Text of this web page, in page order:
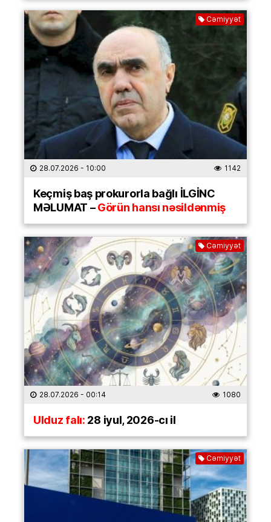
Cəmiyyət
28.07.2026 - 10:00 1142
Keçmiş baş prokurorla bağlı İLGİNC
MƏLUMAT –Görün hansı nəsildənmiş
Cəmiyyət
28.07.2026 - 00:14 1080
Ulduz falı:28 iyul, 2026-cı il
Cəmiyyət